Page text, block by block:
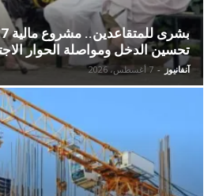
تحسين الدخل ومواصلة الحوار
آنفانيوز - 7 أغسطس، 2026